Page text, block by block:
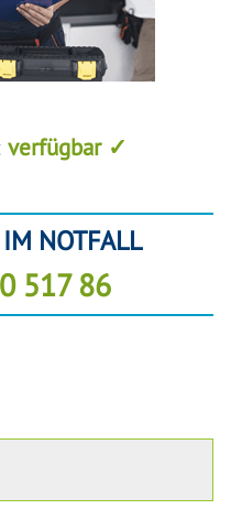
verfügbar ✓
NOTFALL
517 86